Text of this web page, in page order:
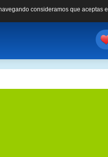
consideramos que aceptas